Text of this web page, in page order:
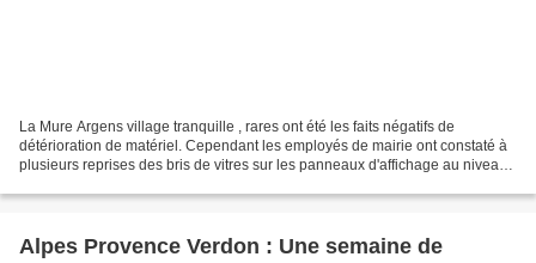
La Mure Argens village tranquille , rares ont été les faits négatifs de
détérioration de matériel. Cependant les employés de mairie ont constaté à
plusieurs reprises des bris de vitres sur les panneaux d'affichage au niveau
Alpes Provence Verdon : Une semaine de